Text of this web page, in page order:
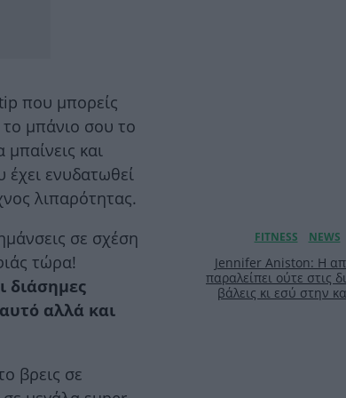
που μπορείς
μπάνιο σου το
μπαίνεις και
έχει ενυδατωθεί
λιπαρότητας.
σε σχέση
τώρα!
διάσημες
αλλά και
βρεις σε
Jennifer Aniston: Η
παραλείπει ούτε στις
βάλεις κι εσύ στην